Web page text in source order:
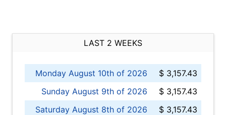
LAST 2 WEEKS
Monday August 10th of 2026
$ 3,157.43
Sunday August 9th of 2026
$ 3,157.43
Saturday August 8th of 2026
$ 3,157.43